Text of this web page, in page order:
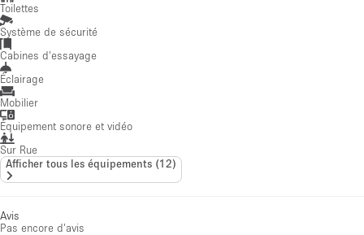
Toilettes
Système de sécurité
Cabines d'essayage
Éclairage
Mobilier
Équipement sonore et vidéo
Sur Rue
Afficher tous les équipements (12)
Avis
Pas encore d'avis